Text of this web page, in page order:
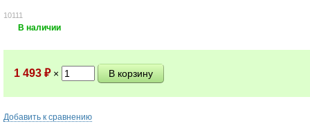
10111
В наличии
1 493 ₽ ×
Добавить к сравнению